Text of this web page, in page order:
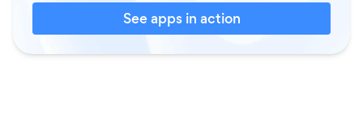
See apps in action